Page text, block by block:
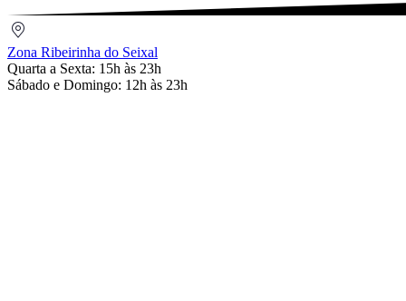
do
Seixal
Zona Ribeirinha do Seixal
Quarta a Sexta: 15h às 23h
Sábado e Domingo: 12h às 23h